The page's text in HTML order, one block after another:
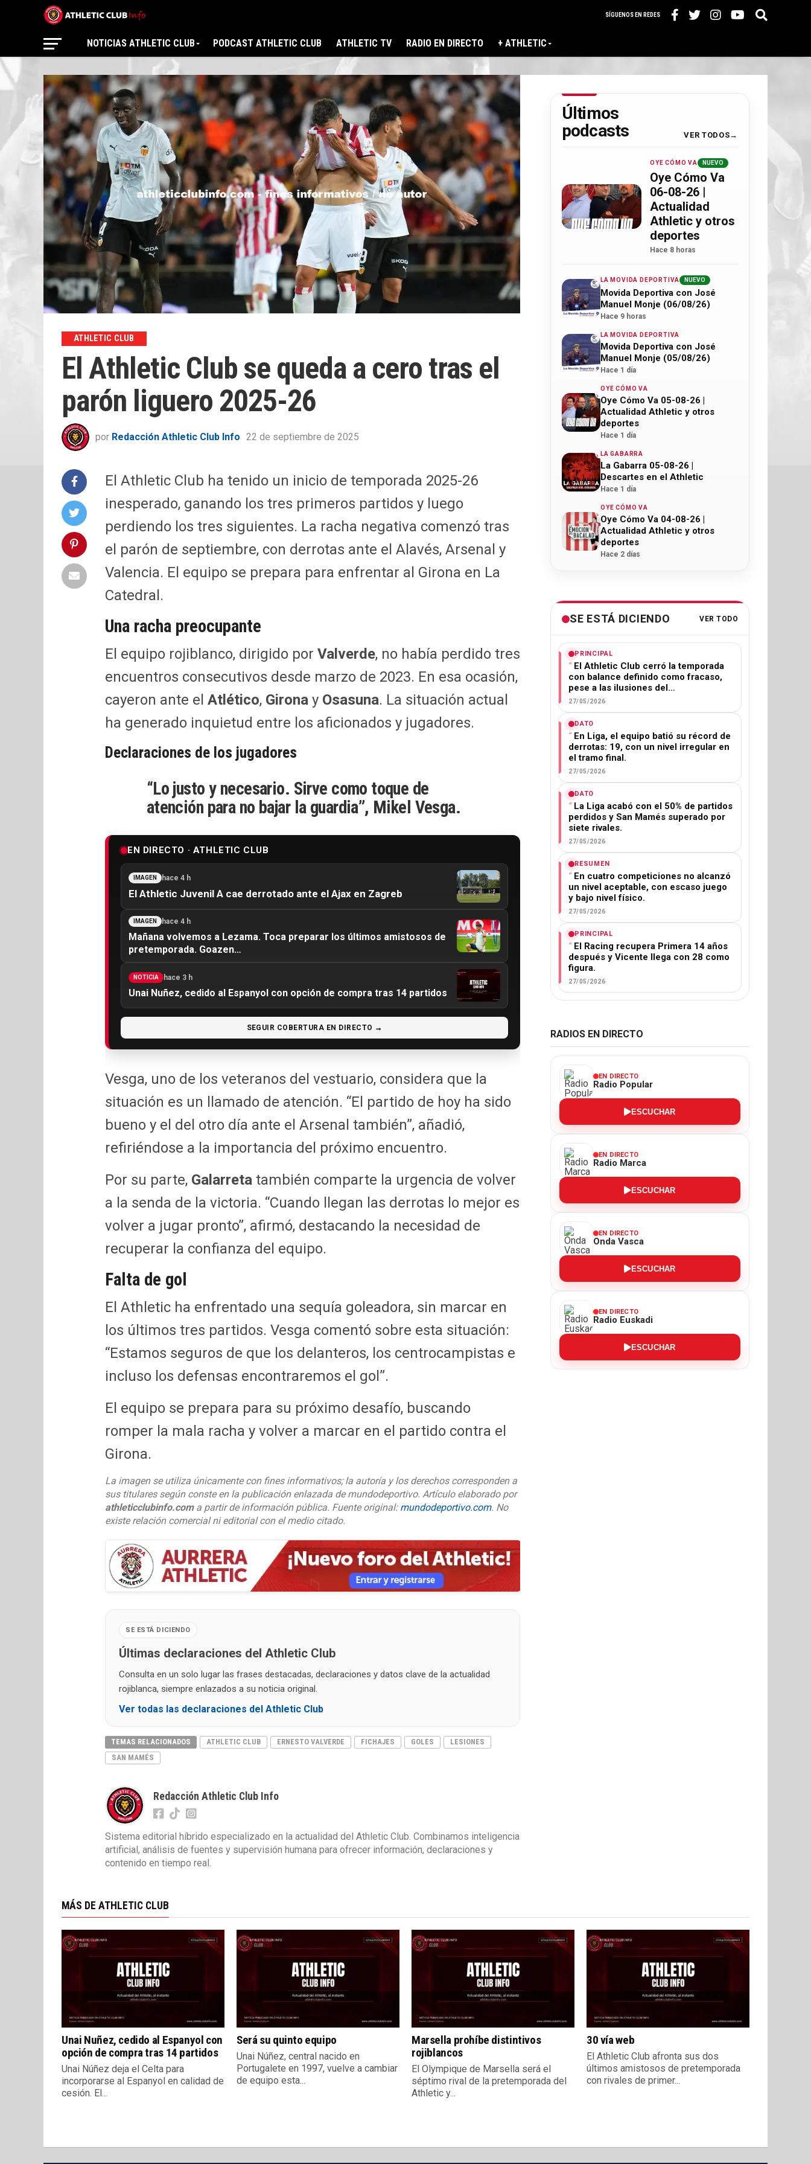
SÍGUENOS EN REDES
NOTICIAS ATHLETIC CLUB PODCAST ATHLETIC CLUB ATHLETIC TV RADIO EN DIRECTO + ATHLETIC
ATHLETIC CLUB
El Athletic Club se queda a cero tras el
parón liguero 2025-26
por Redacción Athletic Club Info 22 de septiembre de 2025
El Athletic Club ha tenido un inicio de temporada 2025-26
inesperado, ganando los tres primeros partidos y luego
perdiendo los tres siguientes. La racha negativa comenzó tras
el parón de septiembre, con derrotas ante el Alavés, Arsenal y
Valencia. El equipo se prepara para enfrentar al Girona en La
Catedral.
Una racha preocupante
El equipo rojiblanco, dirigido por Valverde, no había perdido tres
encuentros consecutivos desde marzo de 2023. En esa ocasión,
cayeron ante el Atlético, Girona y Osasuna. La situación actual
ha generado inquietud entre los aficionados y jugadores.
Declaraciones de los jugadores
“Lo justo y necesario. Sirve como toque de
atención para no bajar la guardia”, Mikel Vesga.
EN DIRECTO · ATHLETIC CLUB
IMAGEN hace 4 h
El Athletic Juvenil A cae derrotado ante el Ajax en Zagreb
IMAGEN hace 4 h
Mañana volvemos a Lezama. Toca preparar los últimos amistosos de
pretemporada. Goazen…
NOTICIA hace 3 h
Unai Nuñez, cedido al Espanyol con opción de compra tras 14 partidos
SEGUIR COBERTURA EN DIRECTO →
Vesga, uno de los veteranos del vestuario, considera que la
situación es un llamado de atención. “El partido de hoy ha sido
bueno y el del otro día ante el Arsenal también”, añadió,
refiriéndose a la importancia del próximo encuentro.
Por su parte, Galarreta también comparte la urgencia de volver
a la senda de la victoria. “Cuando llegan las derrotas lo mejor es
volver a jugar pronto”, afirmó, destacando la necesidad de
recuperar la confianza del equipo.
Falta de gol
El Athletic ha enfrentado una sequía goleadora, sin marcar en
los últimos tres partidos. Vesga comentó sobre esta situación:
“Estamos seguros de que los delanteros, los centrocampistas e
incluso los defensas encontraremos el gol”.
El equipo se prepara para su próximo desafío, buscando
romper la mala racha y volver a marcar en el partido contra el
Girona.
La imagen se utiliza únicamente con fines informativos; la autoría y los derechos corresponden a
sus titulares según conste en la publicación enlazada de mundodeportivo. Artículo elaborado por
athleticclubinfo.coma partir de información pública. Fuente original: mundodeportivo.com. No
existe relación comercial ni editorial con el medio citado.
SE ESTÁ DICIENDO
Últimas declaraciones del Athletic Club
Consulta en un solo lugar las frases destacadas, declaraciones y datos clave de la actualidad
rojiblanca, siempre enlazados a su noticia original.
Ver todas las declaraciones del Athletic Club
TEMAS RELACIONADOS ATHLETIC CLUB ERNESTO VALVERDE FICHAJES GOLES
LESIONES
SAN MAMÉS
Redacción Athletic Club Info
Sistema editorial híbrido especializado en la actualidad del Athletic Club. Combinamos inteligencia
artificial, análisis de fuentes y supervisión humana para ofrecer información, declaraciones y
contenido en tiempo real.
Últimos
podcasts
VER TODOS
OYE CÓMO VA NUEVO
Oye Cómo Va
06-08-26 |
Actualidad
Athletic y otros
deportes
Hace 8 horas
LA MOVIDA DEPORTIVA NUEVO
Movida Deportiva con José
Manuel Monje (06/08/26)
Hace 9 horas
LA MOVIDA DEPORTIVA
Movida Deportiva con José
Manuel Monje (05/08/26)
Hace 1 día
OYE CÓMO VA
Oye Cómo Va 05-08-26 |
Actualidad Athletic y otros
deportes
Hace 1 día
LA GABARRA
La Gabarra 05-08-26 |
Descartes en el Athletic
Hace 1 día
OYE CÓMO VA
Oye Cómo Va 04-08-26 |
Actualidad Athletic y otros
deportes
Hace 2 días
SE ESTÁ DICIENDO VER TODO
PRINCIPAL
El Athletic Club cerró la temporada
con balance definido como fracaso,
pese a las ilusiones del…
27/05/2026
DATO
En Liga, el equipo batió su récord de
derrotas: 19, con un nivel irregular en
el tramo final.
27/05/2026
DATO
La Liga acabó con el 50% de partidos
perdidos y San Mamés superado por
siete rivales.
27/05/2026
RESUMEN
En cuatro competiciones no alcanzó
un nivel aceptable, con escaso juego
y bajo nivel físico.
27/05/2026
PRINCIPAL
El Racing recupera Primera 14 años
después y Vicente llega con 28 como
figura.
27/05/2026
RADIOS EN DIRECTO
EN DIRECTO
Radio Popular
ESCUCHAR
EN DIRECTO
Radio Marca
ESCUCHAR
EN DIRECTO
Onda Vasca
ESCUCHAR
EN DIRECTO
Radio Euskadi
ESCUCHAR
MÁS DE ATHLETIC CLUB
Unai Nuñez, cedido al Espanyol con
opción de compra tras 14 partidos
Unai Núñez deja el Celta para
incorporarse al Espanyol en calidad de
cesión. El...
Será su quinto equipo
Unai Núñez, central nacido en
Portugalete en 1997, vuelve a cambiar
de equipo esta...
Marsella prohíbe distintivos
rojiblancos
El Olympique de Marsella será el
séptimo rival de la pretemporada del
Athletic y...
30 vía web
El Athletic Club afronta sus dos
últimos amistosos de pretemporada
con rivales de primer...